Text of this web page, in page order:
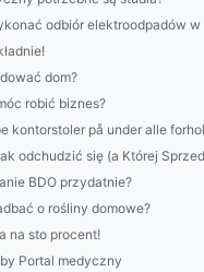
odbiór elektroodpadów w
dom?
robić biznes?
kontorstoler på under alle
odchudzić się (a Której
BDO przydatnie?
o rośliny domowe?
na sto procent!
Portal medyczny